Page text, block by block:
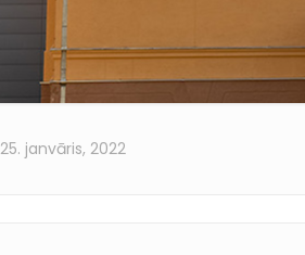
25. janvāris, 2022